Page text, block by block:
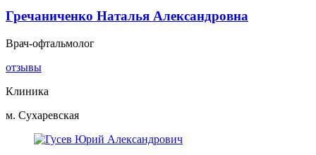
Гречаниченко Наталья Александровна
Врач-офтальмолог
отзывы
Клиника
м. Сухаревская